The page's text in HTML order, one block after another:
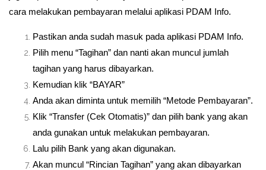
cara melakukan pembayaran melalui aplikasi PDAM Info.
Pastikan anda sudah masuk pada aplikasi PDAM Info.
Pilih menu “Tagihan” dan nanti akan muncul jumlah
tagihan yang harus dibayarkan.
Kemudian klik “BAYAR”
Anda akan diminta untuk memilih “Metode Pembayaran”.
Klik “Transfer (Cek Otomatis)” dan pilih bank yang akan
anda gunakan untuk melakukan pembayaran.
Lalu pilih Bank yang akan digunakan.
Akan muncul “Rincian Tagihan” yang akan dibayarkan